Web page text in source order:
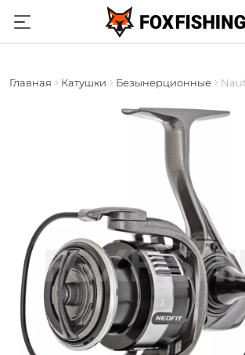
Главная Катушки Безынерционные